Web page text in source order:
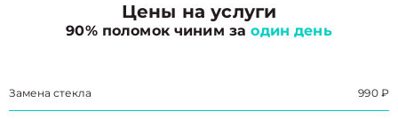
Цены на услуги
90% поломок чиним заодин день
Замена стекла 990 ₽